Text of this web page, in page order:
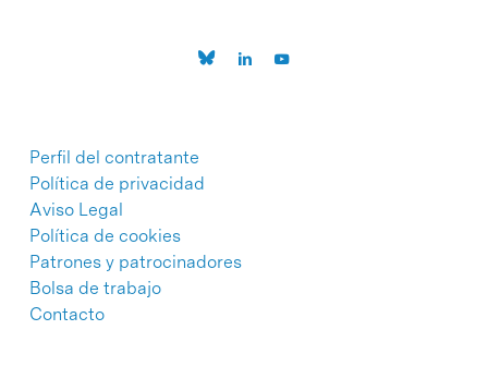
Perfil del contratante
Política de privacidad
Aviso Legal
Política de cookies
Patrones y patrocinadores
Bolsa de trabajo
Contacto